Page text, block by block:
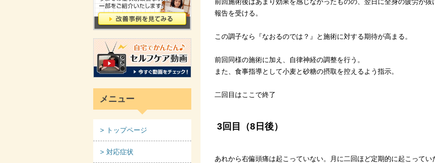
報告を受ける。
この調子なら『なおるのでは？』と施術に対する期待が高まる。
前回同様の施術に加え、自律神経の調整を行う。
また、食事指導として小麦と砂糖の摂取を控えるよう指示。
二回目はここで終了
3回目（8日後）
あれから右偏頭痛は起こっていない。月に二回ほど定期的に起こって
メニュー
トップページ
対応症状